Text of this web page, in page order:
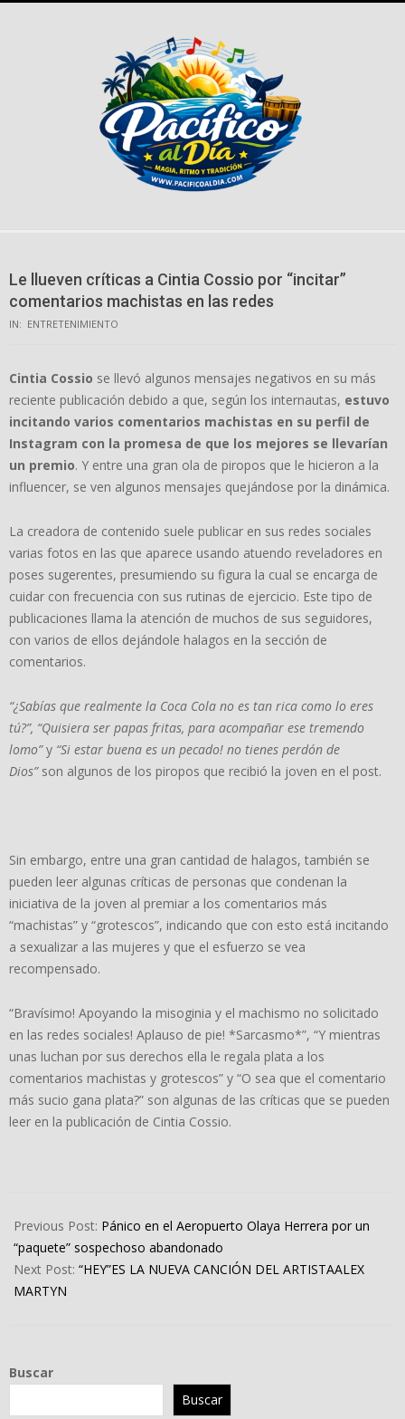
Le llueven críticas a Cintia Cossio por “incitar”
comentarios machistas en las redes
IN: ENTRETENIMIENTO
Cintia Cossio se llevó algunos mensajes negativos en su más
reciente publicación debido a que, según los internautas, estuvo
incitando varios comentarios machistas en su perfil de
Instagram con la promesa de que los mejores se llevarían
un premio. Y entre una gran ola de piropos que le hicieron a la
influencer, se ven algunos mensajes quejándose por la dinámica.
La creadora de contenido suele publicar en sus redes sociales
varias fotos en las que aparece usando atuendo reveladores en
poses sugerentes, presumiendo su figura la cual se encarga de
cuidar con frecuencia con sus rutinas de ejercicio. Este tipo de
publicaciones llama la atención de muchos de sus seguidores,
con varios de ellos dejándole halagos en la sección de
comentarios.
“¿Sabías que realmente la Coca Cola no es tan rica como lo eres
tú?”, “Quisiera ser papas fritas, para acompañar ese tremendo
lomo”y “Si estar buena es un pecado! no tienes perdón de
Dios” son algunos de los piropos que recibió la joven en el post.
Sin embargo, entre una gran cantidad de halagos, también se
pueden leer algunas críticas de personas que condenan la
iniciativa de la joven al premiar a los comentarios más
“machistas” y “grotescos”, indicando que con esto está incitando
a sexualizar a las mujeres y que el esfuerzo se vea
recompensado.
“Bravísimo! Apoyando la misoginia y el machismo no solicitado
en las redes sociales! Aplauso de pie! *Sarcasmo*”, “Y mientras
unas luchan por sus derechos ella le regala plata a los
comentarios machistas y grotescos” y “O sea que el comentario
más sucio gana plata?” son algunas de las críticas que se pueden
leer en la publicación de Cintia Cossio.
05-
08
Previous Post: Pánico en el Aeropuerto Olaya Herrera por un
“paquete” sospechoso abandonado
Next Post: “HEY”ES LA NUEVA CANCIÓN DEL ARTISTAALEX
MARTYN
Buscar
Buscar